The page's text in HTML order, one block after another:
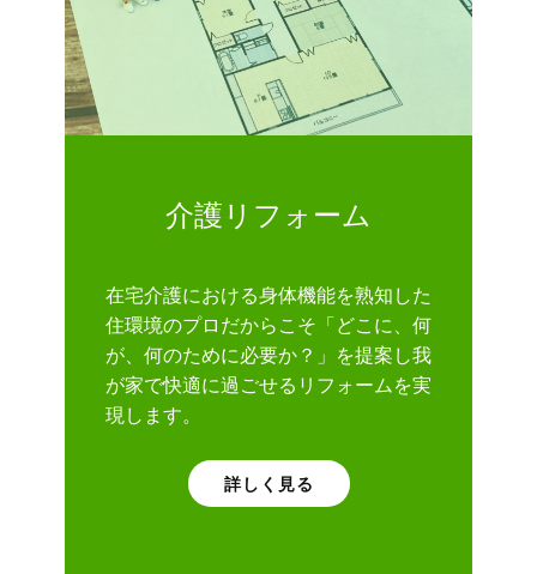
介護リフォーム
在宅介護における身体機能を熟知した
住環境のプロだからこそ「どこに、何
が、何のために必要か？」を提案し我
が家で快適に過ごせるリフォームを実
現します。
詳しく見る